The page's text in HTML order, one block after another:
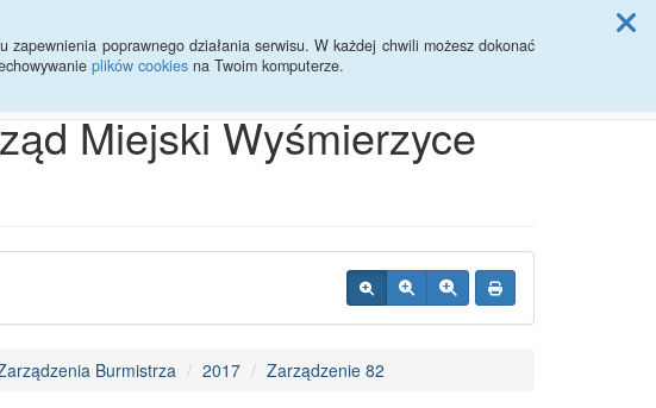
poprawnego działania serwisu. W każdej chwili możesz dokonać
plików cookies na Twoim komputerze.
Przycisk wyszukaj duży
Miejski Wyśmierzyce
Burmistrza 2017 Zarządzenie 82